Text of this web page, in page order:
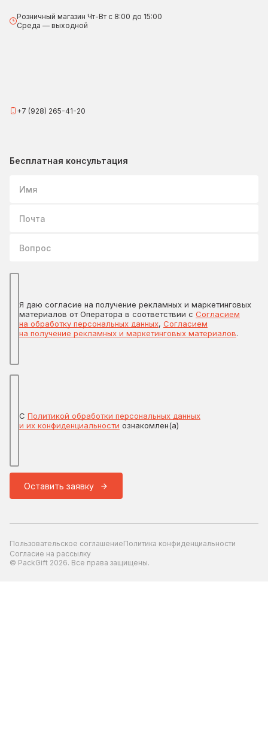
Розничный магазин Чт-Вт с 8:00 до 15:00
Среда — выходной
+7 (928) 265-41-20
Бесплатная консультация
Я даю согласие на получение рекламных и маркетинговых
материалов от Оператора в соответствии с Согласием
на обработку персональных данных, Согласием
на получение рекламных и маркетинговых материалов.
С Политикой обработки персональных данных
и их конфиденциальности ознакомлен(а)
Оставить заявку
Пользовательское соглашениеПолитика конфиденциальности
Согласие на рассылку
© PackGift 2026. Все права защищены.